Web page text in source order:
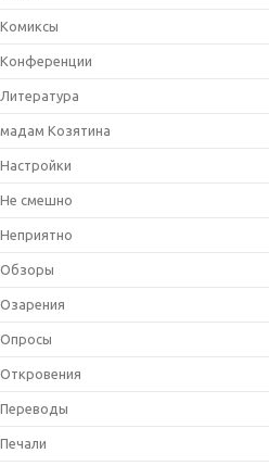
Комиксы
Конференции
Литература
мадам Козятина
Настройки
Не смешно
Неприятно
Обзоры
Озарения
Опросы
Откровения
Переводы
Печали